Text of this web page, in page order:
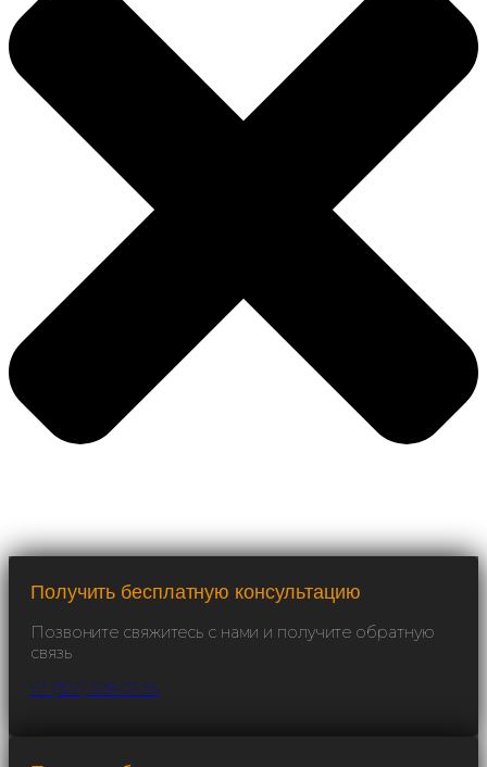
Получить бесплатную консультацию
Позвоните свяжитесь с нами и получите обратную
связь
+7 (922) 528-07-56